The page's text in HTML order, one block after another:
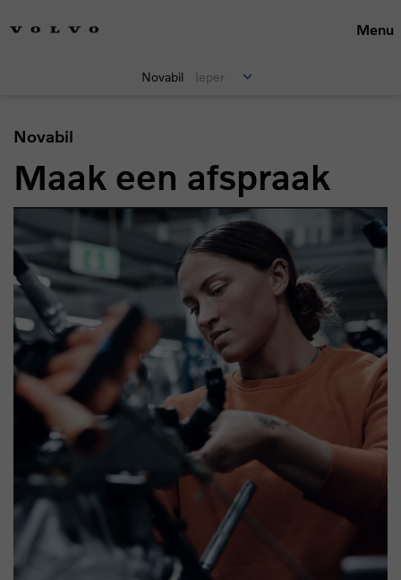
Menu
Novabil Ieper
Novabil
Maak een afspraak